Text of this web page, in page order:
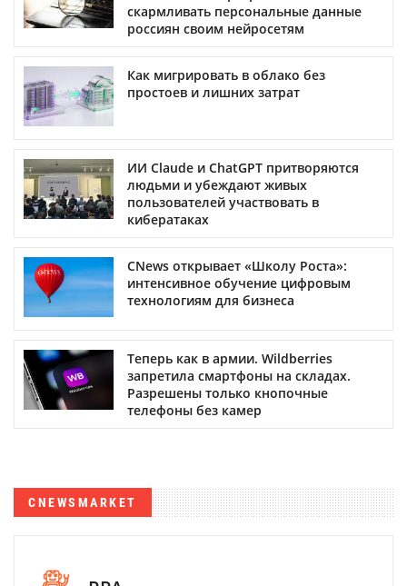
скармливать персональные данные
россиян своим нейросетям
Как мигрировать в облако без
простоев и лишних затрат
ИИ Claude и ChatGPT притворяются
людьми и убеждают живых
пользователей участвовать в
кибератаках
CNews открывает «Школу Роста»:
интенсивное обучение цифровым
технологиям для бизнеса
Теперь как в армии. Wildberries
запретила смартфоны на складах.
Разрешены только кнопочные
телефоны без камер
CNEWSMARKET